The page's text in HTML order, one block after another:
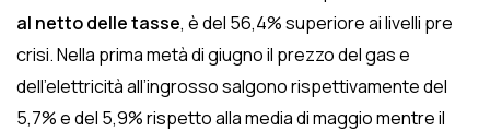
al netto delle tasse, è del 56,4% superiore ai livelli pre
crisi. Nella prima metà di giugno il prezzo del gas e
dell’elettricità all’ingrosso salgono rispettivamente del
5,7% e del 5,9% rispetto alla media di maggio mentre il